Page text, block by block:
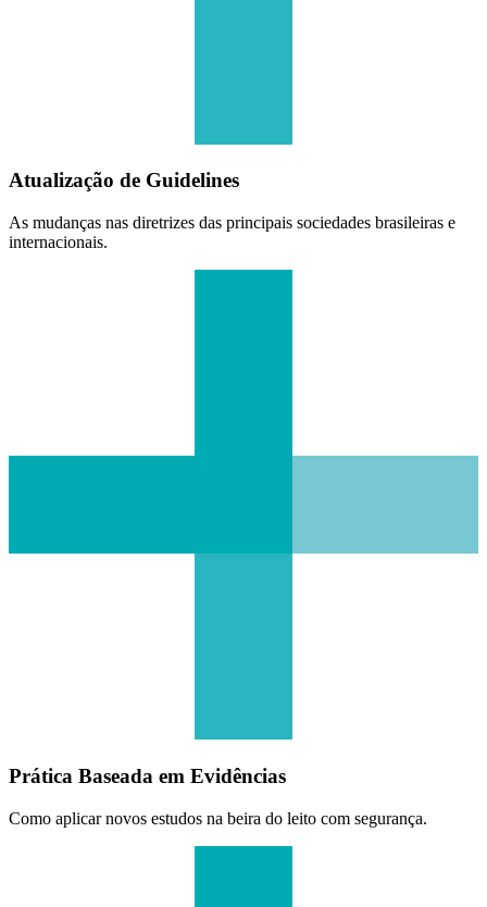
Atualização de Guidelines
As mudanças nas diretrizes das principais sociedades brasileiras e
internacionais.
Prática Baseada em Evidências
Como aplicar novos estudos na beira do leito com segurança.